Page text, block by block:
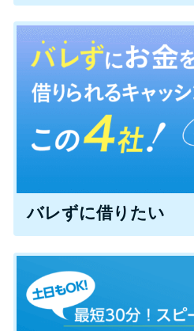
カードロー
カードロ
特集ページ
リボ払い
カードロ
得した話
ードローン
バレずに借りたい